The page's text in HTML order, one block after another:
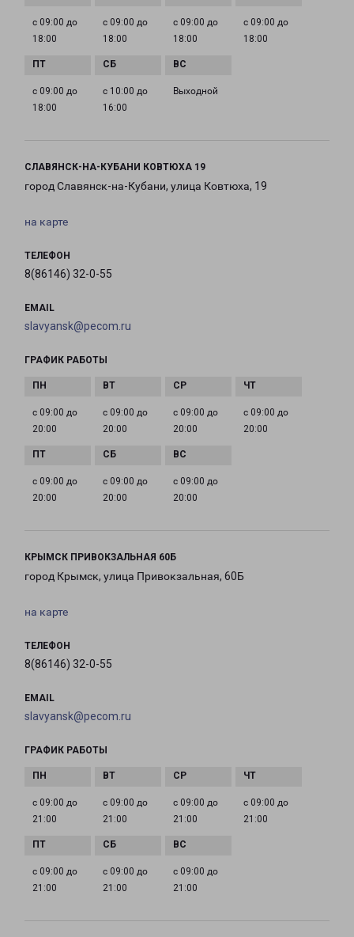
с 09:00 до
18:00
с 09:00 до
18:00
с 09:00 до
18:00
с 09:00 до
18:00
с 09:00 до
18:00
с 10:00 до
16:00
Выходной
СЛАВЯНСК-НА-КУБАНИ КОВТЮХА 19
город Славянск-на-Кубани, улица Ковтюха, 19
на карте
ТЕЛЕФОН
8(86146) 32-0-55
EMAIL
slavyansk@pecom.ru
ГРАФИК РАБОТЫ
с 09:00 до
20:00
с 09:00 до
20:00
с 09:00 до
20:00
с 09:00 до
20:00
с 09:00 до
20:00
с 09:00 до
20:00
с 09:00 до
20:00
КРЫМСК ПРИВОКЗАЛЬНАЯ 60Б
город Крымск, улица Привокзальная, 60Б
на карте
ТЕЛЕФОН
8(86146) 32-0-55
EMAIL
slavyansk@pecom.ru
ГРАФИК РАБОТЫ
с 09:00 до
21:00
с 09:00 до
21:00
с 09:00 до
21:00
с 09:00 до
21:00
с 09:00 до
21:00
с 09:00 до
21:00
с 09:00 до
21:00